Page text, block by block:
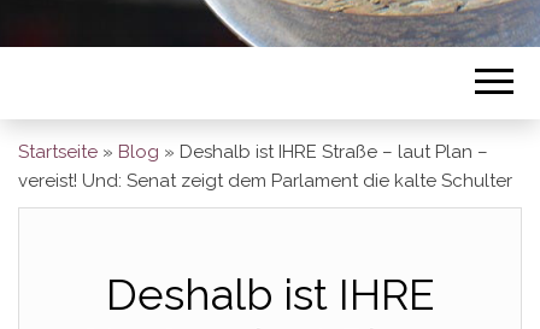
Startseite » Blog » Deshalb ist IHRE Straße – laut Plan –
vereist! Und: Senat zeigt dem Parlament die kalte Schulter
Deshalb ist IHRE